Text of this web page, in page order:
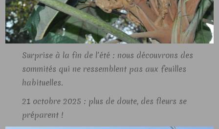
Surprise à la fin de l’été : nous découvrons des
sommités qui ne ressemblent pas aux feuilles
habituelles.
21 octobre 2025 : plus de doute, des fleurs se
préparent !